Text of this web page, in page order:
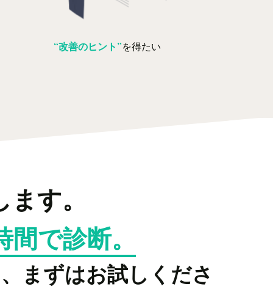
“改善のヒント”を得たい
ます。
で診断。
まずはお試しくださ